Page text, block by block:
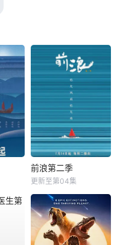
前浪第二季
更新至第04集